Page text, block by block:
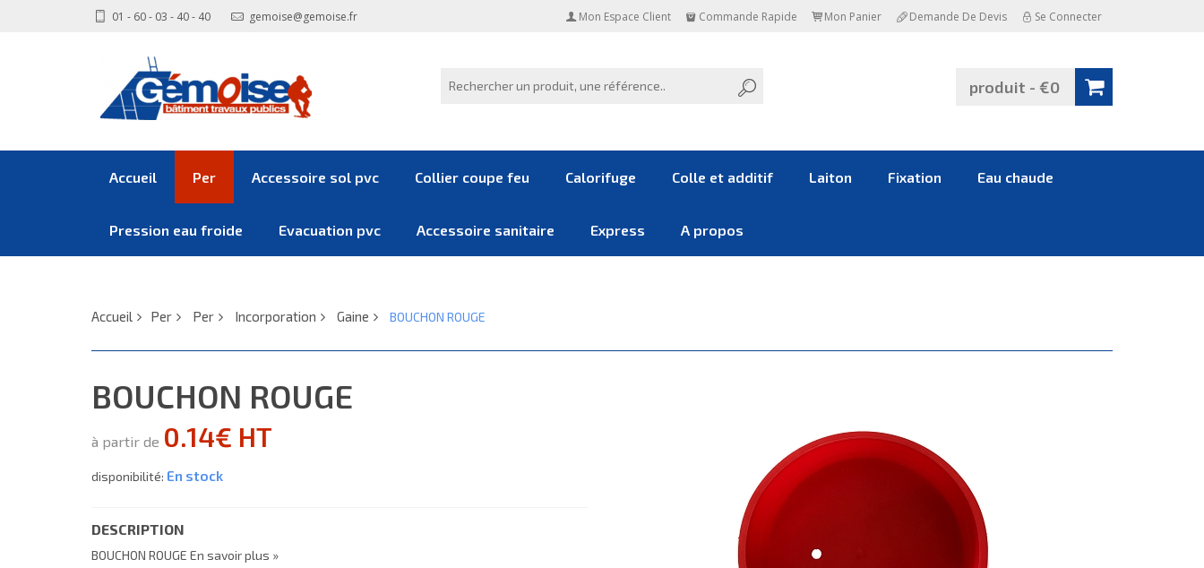
01 - 60 - 03 - 40 - 40 gemoise@gemoise.fr Mon Espace Client Commande Rapide Mon Panier Demande De Devis Se Connecter
produit - €0
Accueil Per Accessoire sol pvc Collier coupe feu Calorifuge Colle et additif Laiton Fixation Eau chaude
Pression eau froide Evacuation pvc Accessoire sanitaire Express A propos
Accueil Per Per Incorporation Gaine BOUCHON ROUGE
BOUCHON ROUGE
à partir de 0.14€ HT
disponibilité: En stock
DESCRIPTION
BOUCHON ROUGE En savoir plus »